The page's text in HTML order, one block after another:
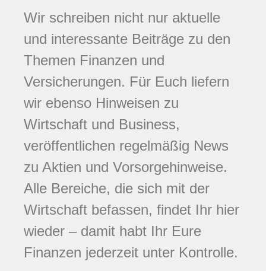
Wir schreiben nicht nur aktuelle
und interessante Beiträge zu den
Themen Finanzen und
Versicherungen. Für Euch liefern
wir ebenso Hinweisen zu
Wirtschaft und Business,
veröffentlichen regelmäßig News
zu Aktien und Vorsorgehinweise.
Alle Bereiche, die sich mit der
Wirtschaft befassen, findet Ihr hier
wieder – damit habt Ihr Eure
Finanzen jederzeit unter Kontrolle.